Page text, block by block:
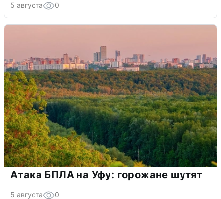
5 августа 0
Атака БПЛА на Уфу: горожане шутят
5 августа 0